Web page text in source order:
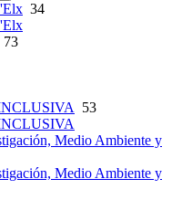
34
73
53
Medio Ambiente y
Medio Ambiente y